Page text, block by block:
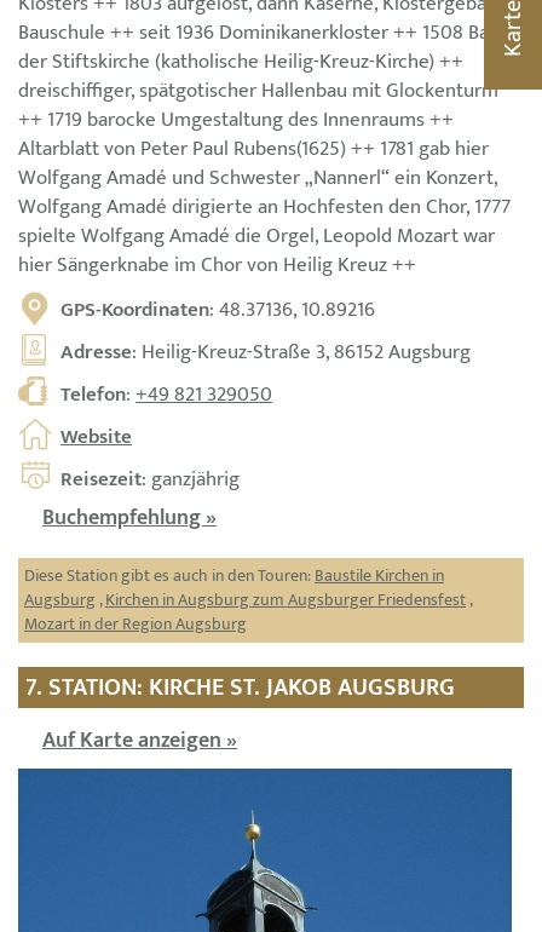
Bauschule ++ seit 1936 Dominikanerkloster ++ 1508 Bau
der Stiftskirche (katholische Heilig-Kreuz-Kirche) ++
dreischiffiger, spätgotischer Hallenbau mit Glockenturm
++ 1719 barocke Umgestaltung des Innenraums ++
Altarblatt von Peter Paul Rubens(1625) ++ 1781 gab hier
Wolfgang Amadé und Schwester „Nannerl“ ein Konzert,
Wolfgang Amadé dirigierte an Hochfesten den Chor, 1777
spielte Wolfgang Amadé die Orgel, Leopold Mozart war
hier Sängerknabe im Chor von Heilig Kreuz ++
GPS-Koordinaten: 48.37136, 10.89216
Adresse: Heilig-Kreuz-Straße 3, 86152 Augsburg
Telefon:+49 821 329050
Website
Reisezeit: ganzjährig
Buchempfehlung »
Diese Station gibt es auch in den Touren:Baustile Kirchen in
Augsburg ,Kirchen in Augsburg zum Augsburger Friedensfest,
Mozart in der Region Augsburg
7. STATION: KIRCHE ST. JAKOB AUGSBURG
Auf Karte anzeigen »
Karte